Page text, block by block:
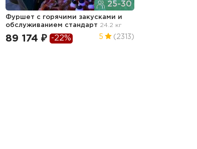
25-30
Фуршет с горячими закусками и
обслуживанием стандарт 24.2 кг
89 174 ₽ -22% 5 (2313)